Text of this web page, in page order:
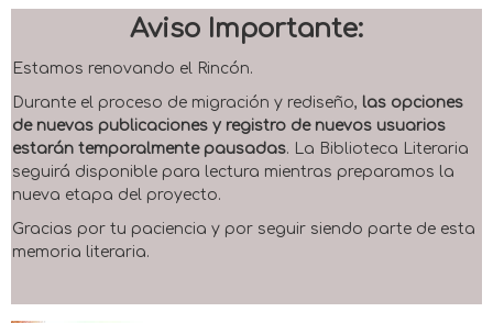
Aviso Importante:
Estamos renovando el Rincón.
Durante el proceso de migración y rediseño, las opciones
de nuevas publicaciones y registro de nuevos usuarios
estarán temporalmente pausadas. La Biblioteca Literaria
seguirá disponible para lectura mientras preparamos la
nueva etapa del proyecto.
Gracias por tu paciencia y por seguir siendo parte de esta
memoria literaria.